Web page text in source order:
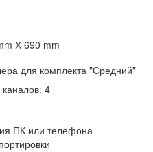
Х 690 mm
для комплекта "Средний"
4
ПК или телефона